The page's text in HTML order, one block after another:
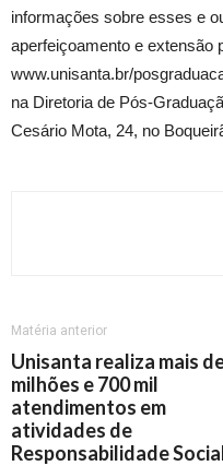
informações sobre esses e
aperfeiçoamento e extensão
www.unisanta.br/
na Diretoria de Pós-
Cesário Mota, 24, no
Matéria anterior
Unisanta realiza mais
milhões e 700 mil
atendimentos em
atividades de
Responsabilidade